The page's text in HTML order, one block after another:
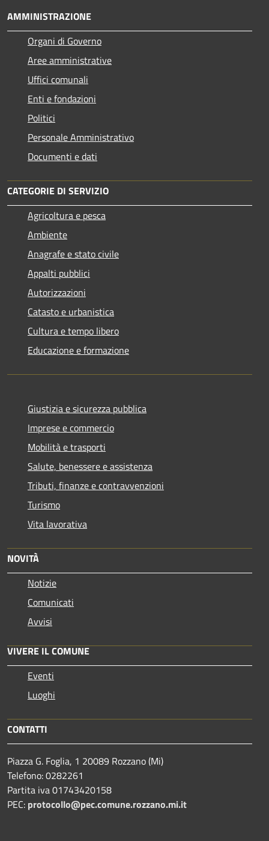
AMMINISTRAZIONE
Organi di Governo
Aree amministrative
Uffici comunali
Enti e fondazioni
Politici
Personale Amministrativo
Documenti e dati
CATEGORIE DI SERVIZIO
Agricoltura e pesca
Ambiente
Anagrafe e stato civile
Appalti pubblici
Autorizzazioni
Catasto e urbanistica
Cultura e tempo libero
Educazione e formazione
Giustizia e sicurezza pubblica
Imprese e commercio
Mobilità e trasporti
Salute, benessere e assistenza
Tributi, finanze e contravvenzioni
Turismo
Vita lavorativa
NOVITÀ
Notizie
Comunicati
Avvisi
VIVERE IL COMUNE
Eventi
Luoghi
CONTATTI
Piazza G. Foglia, 1 20089 Rozzano (Mi)
Telefono: 0282261
Partita iva 01743420158
PEC: protocollo@pec.comune.rozzano.mi.it